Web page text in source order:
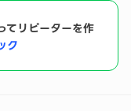
てリピーターを作
ク